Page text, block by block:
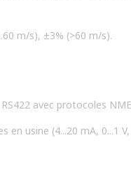
m/s), ±3% (>60 m/s).
avec protocoles
usine (4...20 mA, 0...1 V,